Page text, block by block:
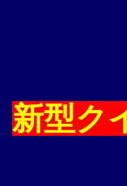
新型ク